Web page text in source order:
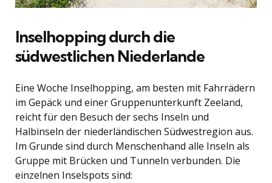
Inselhopping durch die
südwestlichen Niederlande
Eine Woche Inselhopping, am besten mit Fahrrädern
im Gepäck und einer Gruppenunterkunft Zeeland,
reicht für den Besuch der sechs Inseln und
Halbinseln der niederländischen Südwestregion aus.
Im Grunde sind durch Menschenhand alle Inseln als
Gruppe mit Brücken und Tunneln verbunden. Die
einzelnen Inselspots sind: